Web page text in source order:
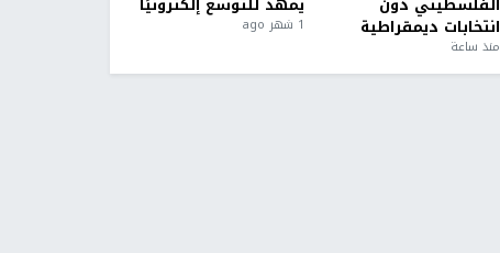
انتخابات ديمقراطية
منذ ساعة
1 شهر ago